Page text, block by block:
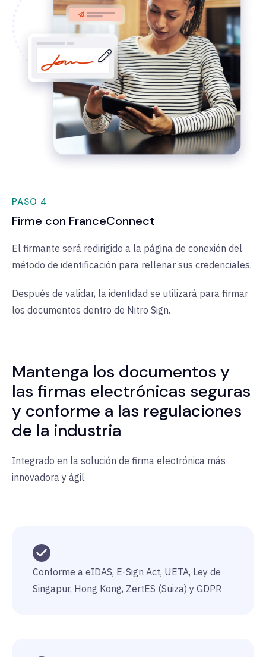
PASO 4
Firme con FranceConnect
El firmante será redirigido a la página de conexión del
método de identificación para rellenar sus credenciales.
Después de validar, la identidad se utilizará para firmar
los documentos dentro de Nitro Sign.
Mantenga los documentos y
las firmas electrónicas seguras
y conforme a las regulaciones
de la industria
Integrado en la solución de firma electrónica más
innovadora y ágil.
Conforme a eIDAS, E-Sign Act, UETA, Ley de
Singapur, Hong Kong, ZertES (Suiza) y GDPR